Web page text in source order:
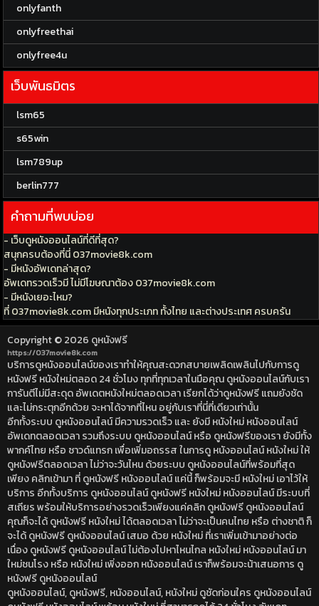
onlyfanth
onlyfreethai
onlyfree4u
เว็บพันธมิตร
lsm65
s65win
lsm789up
berlin777
คำถามที่พบบ่อย
- เว็บดูหนังออนไลน์ที่ดีที่สุด?
สนุกครบต้องที่นี่ 037movie8k.com
- มีหนังอัพเดทล่าสุด?
อัพเดทรวดเร็วมี ไม่มีโฆษณาต้อง 037movie8k.com
- มีหนังเยอะไหม?
ที่ 037movie8k.com มีหนังทุกประเภท ทั้งไทย และต่างประเทศ ครบครัน
Copyright © 2026 ดูหนังฟรี
https://037movie8k.com
บริการดูหนังออนไลน์ของเราทำให้คุณสะดวกสบายเพลิดเพลินไปกับการดู
หนังฟรี หนังใหม่ตลอด 24 ชั่วโมง ทุกที่ทุกเวลาในมือคุณ ดูหนังออนไลน์กับเรา
การันตีไม่มีสะดุด อัพเดตหนังใหม่ตลอดเวลา เรียกได้ว่าดูหนังฟรี แถมยังชัด
และไม่กระตุกอีกด้วย จะหาได้จากที่ไหน อยู่กับเราที่นี่ที่เดียวเท่านั้น
อีกทั้งระบบ ดูหนังออนไลน์ มีความรวดเร็ว และ ยังมี หนังใหม่ หนังออนไลน์
อัพเดทตลอดเวลา รวมถึงระบบ ดูหนังออนไลน์ หรือ ดูหนังฟรีของเรา ยังมีทั้ง
พากค์ไทย หรือ ซาวด์แทรก เพื่อเพิ่มอถรรส ในการดู หนังออนไลน์ หนังใหม่ ให้
ดูหนังฟรีตลอดเวลา ไม่ว่าจะวันไหน ด้วยระบบ ดูหนังออนไลน์ที่พร้อมที่สุด
เพียง คลิกเข้ามา ที่ ดูหนังฟรี หนังออนไลน์ แค่นี้ ก็พร้อมจะมี หนังใหม่ เอาไว้ให้
บริการ อีกทั้งบริการ ดูหนังออนไลน์ ดูหนังฟรี หนังใหม่ หนังออนไลน์ มีระบบที่
สเถียร พร้อมให้บริการอย่างรวดเร็วเพียงแค่คลิก ดูหนังฟรี ดูหนังออนไลน์
คุณก็จะได้ ดูหนังฟรี หนังใหม่ ได้ตลอดเวลา ไม่ว่าจะเป็นคนไทย หรือ ต่างชาติ ก็
จะได้ ดูหนังฟรี ดูหนังออนไลน์ เสมอ ด้วย หนังใหม่ ที่เราเพิ่มเข้ามาอย่างต่อ
เนื่อง ดูหนังฟรี ดูหนังออนไลน์ ไม่ต้องไปหาไหนไกล หนังใหม่ หนังออนไลน์ มา
ใหม่ชนโรง หรือ หนังใหม่ เพิ่งออก หนังออนไลน์ เราก็พร้อมจะน้าเสนอการ ดู
หนังฟรี ดูหนังออนไลน์
ดูหนังออนไลน์, ดูหนังฟรี, หนังออนไลน์, หนังใหม่ ดูชัดก่อนใคร ดูหนังออนไลน์